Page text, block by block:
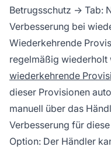
Betrugsschutz → Tab:
Verbesserung bei
Wiederkehrende
regelmäßig wiederholt
wiederkehrende
dieser Provisionen
manuell über das
Verbesserung für
Option: Der Händler